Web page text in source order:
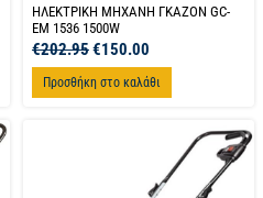
ΗΛΕΚΤΡΙΚΗ ΜΗΧΑΝΗ ΓΚΑΖΟΝ GC-
EM 1536 1500W
€202.95€150.00
Προσθήκη στο καλάθι